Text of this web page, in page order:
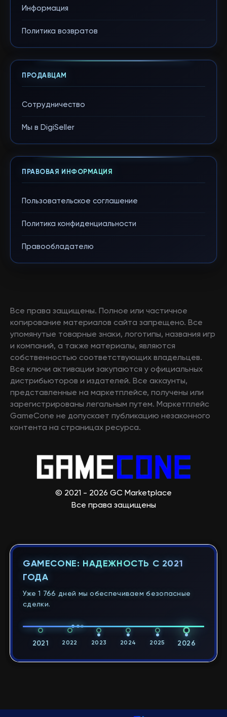
Информация
Политика возвратов
ПРОДАВЦАМ
Сотрудничество
Мы в DigiSeller
ПРАВОВАЯ ИНФОРМАЦИЯ
Пользовательское соглашение
Политика конфиденциальности
Правообладателю
Все права защищены. Полное или частичное
копирование материалов сайта запрещено. Все
упомянутые товарные знаки, логотипы, названия игр
и компаний, а также материалы, являются
собственностью соответствующих владельцев.
Все ключи активации закупаются у официальных
дистрибьюторов и издателей. Все аккаунты,
представленные на маркетплейсе, получены или
зарегистрированы легальным путем. Маркетплейс
GameCone не допускает публикацию незаконного
контента на страницах ресурса.
© 2021 - 2026 GC Marketplace
Все права защищены
GAMECONE: НАДЕЖНОСТЬ С 2021
ГОДА
Уже 1 766 дней мы обеспечиваем безопасные
сделки.
2021 2022 2023 2024 2025 2026